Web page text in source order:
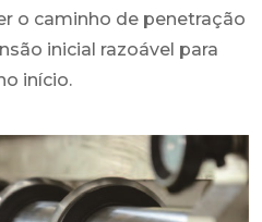
o caminho de penetração
inicial razoável para
início.